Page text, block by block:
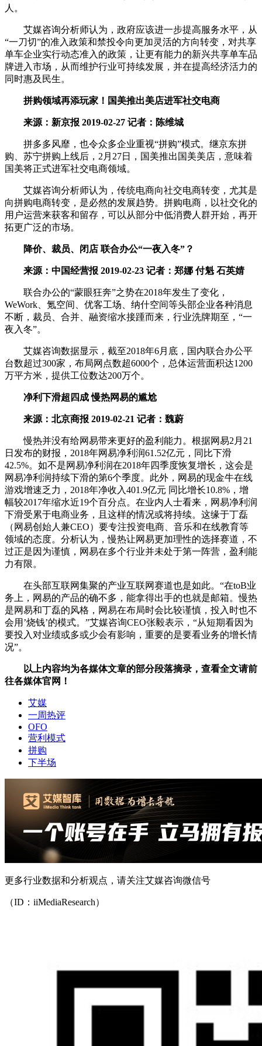
人。
艾媒咨询分析师认为，政府应该进一步提高服务水平，从
“一刀切”的准入政策和禁投令向更加灵活的方向转变，对共享
单车企业实行动态准入的政策，让更有能力的新兴共享单车品
牌进入市场，从而维护行业可持续发展，并在提高经济活力的
同时惠及民生。
拼购领域再添玩家！国美推出美店进军社交电商
来源：新京报 2019-02-27 记者：陈维城
拼多多风靡，也令众多企业重视“拼购”模式。继京东拼
购、苏宁拼购上线后，2月27日，国美推出国美美店，意味着
国美将正式进军社交电商领域。
艾媒咨询分析师认为，传统电商向社交电商转变，尤其是
向拼购电商转变，是必然的发展趋势。拼购电商，以社交化的
用户运营来获客和留存，可以从部分中低消费人群开始，再开
拓更广泛的市场。
降价、裁员、闭店 联合办公“一夜入冬”？
来源：中国经营报 2019-02-23 记者：郑娜 付魁 石英婧
联合办公的“蒙眼狂奔”之势在2018年发生了变化，
WeWork、氪空间、优客工场、纳什空间等头部企业各种消息
不断，裁员、合并、融资缩水接踵而来，行业洗牌期至，“一
夜入冬”。
艾媒咨询数据显示，截至2018年6月底，国内联合办公平
台数超过300家，布局网点数超6000个，总体运营面积达1200
万平方米，提供工位数达200万个。
净利下滑超四成 慢热网易的尴尬
来源：北京商报 2019-02-21 记者：魏蔚
慢热并没有给网易带来更好的盈利能力。根据网易2月21
日发布的财报，2018年网易净利润61.52亿元，同比下滑
42.5%。如不是网易净利润在2018年四季度恢复增长，这会是
网易净利润持续下滑的第6个季度。此外，网易的现金牛在线
游戏增速乏力，2018年净收入401.9亿元 同比增长10.8%，增
幅较2017年缩水近19个百分点。在业内人士看来，网易净利润
下滑受累于电商业务，且这样的情况或将持续。这缘于丁磊
（网易创始人兼CEO）要专注投资电商、音乐和在线教育等
领域的态度。分析认为，慢热让网易更加理性的选择赛道，不
过正是因为谨慎，网易在多个行业并未处于第一阵营，盈利能
力有限。
在头部互联网集聚的产业互联网赛道也是如此。“在toB业
务上，网易的产品的确不多，能拿得出手的也就是邮箱。慢热
是网易和丁磊的风格，网易在布局时会比较谨慎，投入时也不
会用’烧钱’的模式。”艾媒咨询CEO张毅表示，“从短期看因为
要投入对业绩或多或少会有影响，重要的是要看业务的增长情
况”。
以上内容均为各媒体文章的部分段落摘录，查看全文请前
往各媒体官网！
艾媒
一周热评
OFO
营利模式
拼购
下半场
更多行业数据和分析观点，请关注艾媒咨询微信号
（ID：iiMediaResearch）